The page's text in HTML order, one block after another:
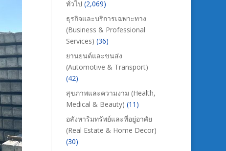
ทั่วไป (2,069)
ธุรกิจและบริการเฉพาะทาง
(Business & Professional
Services) (36)
ยานยนต์และขนส่ง
(Automotive & Transport)
(42)
สุขภาพและความงาม (Health,
Medical & Beauty) (11)
อสังหาริมทรัพย์และที่อยู่อาศัย
(Real Estate & Home Decor)
(30)